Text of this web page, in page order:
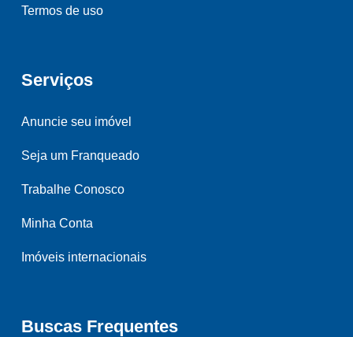
Termos de uso
Serviços
Anuncie seu imóvel
Seja um Franqueado
Trabalhe Conosco
Minha Conta
Imóveis internacionais
Buscas Frequentes